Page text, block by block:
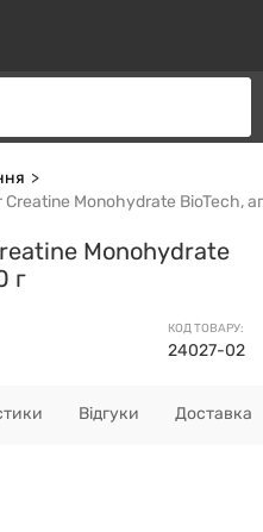
Creatine Monohydrate BioTech,
Monohydrate
г
КОД ТОВАРУ:
24027-02
Відгуки Доставка